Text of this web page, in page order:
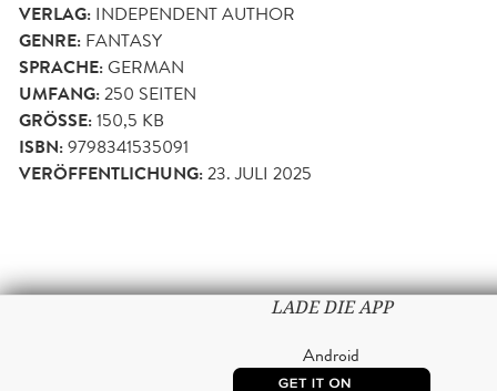
VERLAG: INDEPENDENT AUTHOR
GENRE: FANTASY
SPRACHE:GERMAN
UMFANG:250 SEITEN
GRÖSSE: 150,5 KB
ISBN:9798341535091
VERÖFFENTLICHUNG:23. JULI 2025
LADE DIE APP
Android